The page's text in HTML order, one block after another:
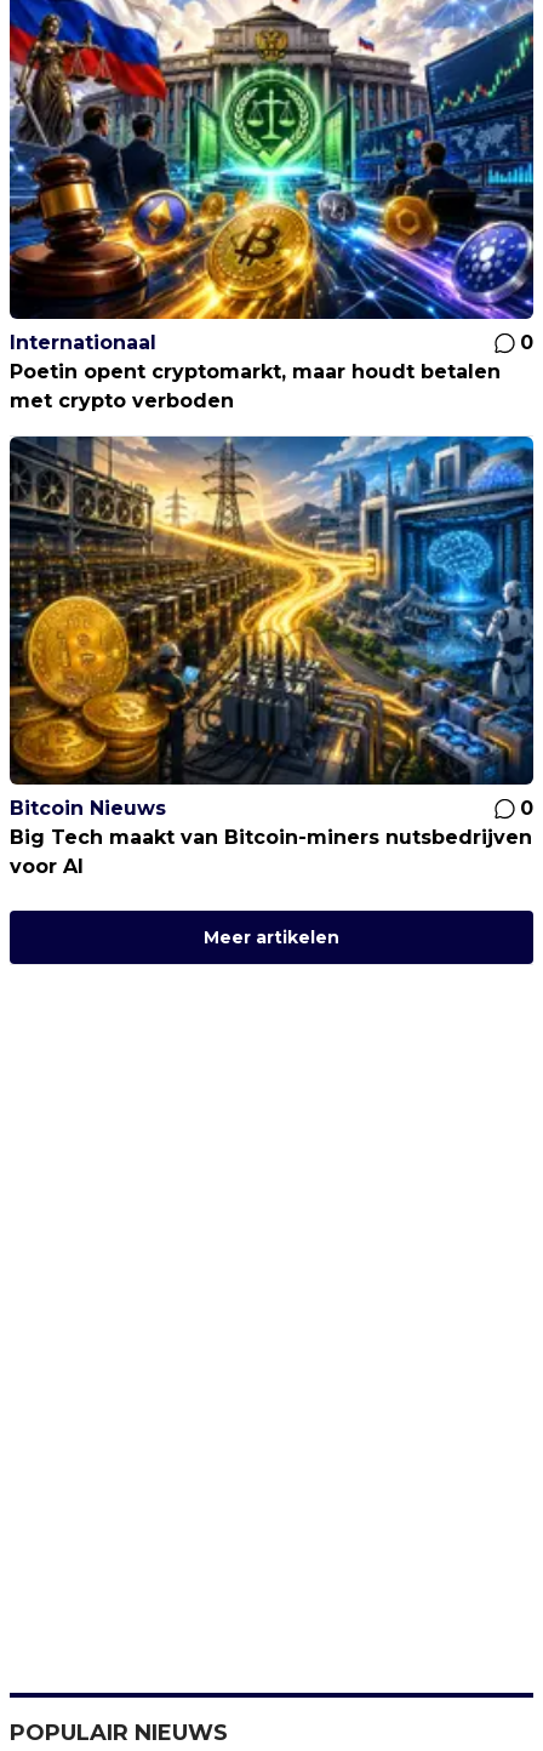
Internationaal
0
Poetin opent cryptomarkt, maar houdt betalen
met crypto verboden
Bitcoin Nieuws
0
Big Tech maakt van Bitcoin-miners nutsbedrijven
voor AI
Meer artikelen
POPULAIR NIEUWS